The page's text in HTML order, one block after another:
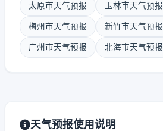
太原市天气预报 玉林市天气预报
梅州市天气预报 新竹市天气预报
广州市天气预报 北海市天气预报
天气预报使用说明